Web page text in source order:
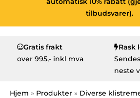
tilbudsvarer).
Gratis frakt
over 995,- inkl mva
Rask
neste
Hjem Produkter Diverse